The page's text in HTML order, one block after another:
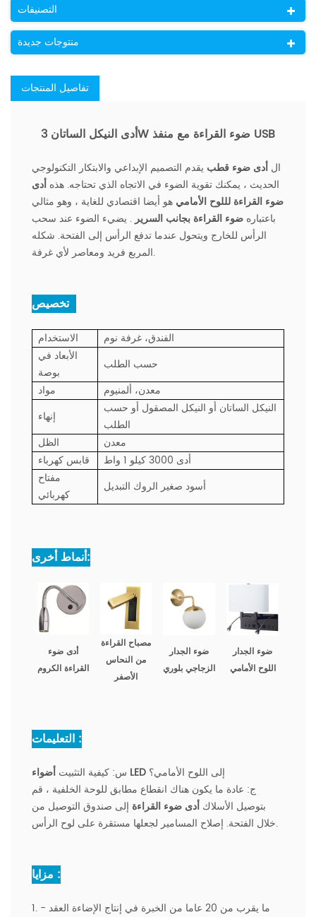
التصنيفات
منتوجات جديدة
تفاصيل المنتجات
أدى النيكل الساتان 3W ضوء القراءة مع منفذ USB
ال أدى ضوء قطب يقدم التصميم الإبداعي والابتكار التكنولوجي
الحديث ، يمكنك تقوية الضوء في الاتجاه الذي تحتاجه. هذه أدى
ضوء القراءة لللوح الأمامي هو أيضا اقتصادي للغاية ، وهو مثالي
باعتباره ضوء القراءة بجانب السرير. يضيء الضوء عند سحب
الرأس للخارج ويتحول عندما تدفع الرأس إلى الفتحة. شكله
المربع فريد ومعاصر لأي غرفة.
الاستخدام
الفندق، غرفة نوم
الأبعاد في
بوصة
حسب الطلب
مواد
معدن، ألمنيوم
إنهاء
النيكل الساتان أو النيكل المصقول أو حسب
الطلب
الظل
معدن
قابس كهرباء
أدى 3000 كيلو 1 واط
مفتاح
كهربائي
أسود صغير الروك التبديل
أنماط أخرى:
أدى ضوء
القراءة الكروم
مصباح القراءة
من النحاس
الأصفر
ضوء الجدار
الزجاجي بلوري
ضوء الجدار
اللوح الأمامي
التعليمات :
س: كيفية التثبيت أضواء LED إلى اللوح الأمامي؟
ج: عادة ما يكون هناك انقطاع مطابق للوحة الخلفية ، قم
بتوصيل الأسلاك أدى ضوء القراءة إلى صندوق التوصيل من
خلال الفتحة. إصلاح المسامير لجعلها مستقرة على لوح الرأس.
مزايا :
1. ما يقرب من 20 عاما من الخبرة في إنتاج الإضاءة العقد -